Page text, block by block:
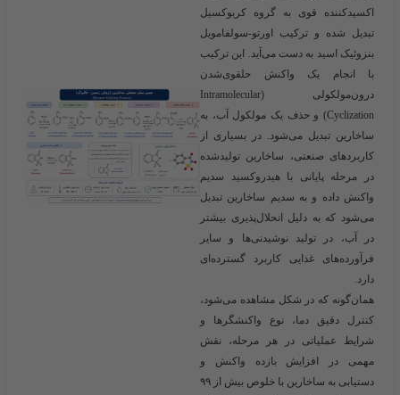
اکسیدکننده قوی به گروه کربوکسیل
تبدیل شده و ترکیب
اورتو-سولفامویل
بنزوئیک اسید به دست می‌آید. این ترکیب
با انجام یک واکنش حلقوی‌شدن
درون‌مولکولی (Intramolecular
Cyclization)
و حذف یک مولکول آب، به
ساخارین تبدیل می‌شود. در بسیاری از
کاربردهای صنعتی، ساخارین تولیدشده
در مرحله پایانی با هیدروکسید سدیم
واکنش داده و به سدیم ساخارین تبدیل
می‌شود که به دلیل انحلال‌پذیری بیشتر
در آب، در تولید نوشیدنی‌ها و سایر
فرآورده‌های غذایی کاربرد گسترده‌ای
دارد.
همان‌گونه که در شکل مشاهده می‌شود،
کنترل دقیق دما، نوع واکنشگرها و
شرایط عملیاتی در هر مرحله، نقش
مهمی در افزایش بازده واکنش و
دستیابی به ساخارین با خلوص بیش از ۹۹